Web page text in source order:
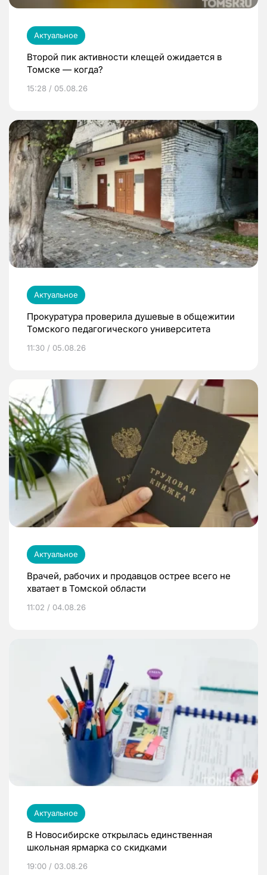
Актуальное
Второй пик активности клещей ожидается в
Томске — когда?
15:28 / 05.08.26
Актуальное
Прокуратура проверила душевые в общежитии
Томского педагогического университета
11:30 / 05.08.26
Актуальное
Врачей, рабочих и продавцов острее всего не
хватает в Томской области
11:02 / 04.08.26
Актуальное
В Новосибирске открылась единственная
школьная ярмарка со скидками
19:00 / 03.08.26